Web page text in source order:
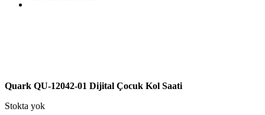
Quark QU-12042-01 Dijital Çocuk Kol Saati
Stokta yok